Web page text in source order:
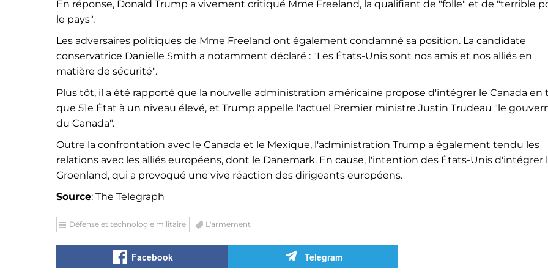
En réponse, Donald Trump a vivement critiqué Mme Freeland, la qualifiant de "folle" et de "terrible
le pays".
Les adversaires politiques de Mme Freeland ont également condamné sa position. La candidate
conservatrice Danielle Smith a notamment déclaré : "Les États-Unis sont nos amis et nos alliés en
matière de sécurité".
Plus tôt, il a été rapporté que la nouvelle administration américaine propose d'intégrer le Canada en
que 51e État à un niveau élevé, et Trump appelle l'actuel Premier ministre Justin Trudeau "le
du Canada".
Outre la confrontation avec le Canada et le Mexique, l'administration Trump a également tendu les
relations avec les alliés européens, dont le Danemark. En cause, l'intention des États-Unis d'intégrer
Groenland, qui a provoqué une vive réaction des dirigeants européens.
Source: The Telegraph
Défense et technologie militaire L'armement
Facebook Telegram